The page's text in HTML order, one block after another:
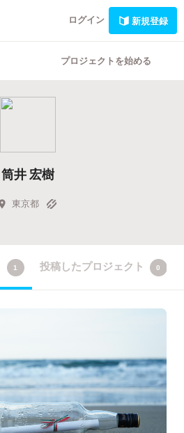
ログイン 新規登録
プロジェクトを始める
筒井 宏樹
東京都
1 投稿したプロジェクト 0